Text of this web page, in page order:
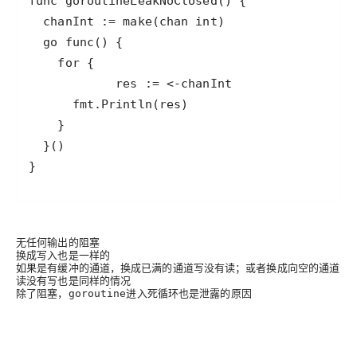
}
无任何输出的阻塞
换成写入也是一样的
如果是有缓冲的通道，换成已满的通道写没有读；或者换成向空的通道
读没有写也是同样的情况
除了阻塞， goroutine进入死循环也是泄露的原因